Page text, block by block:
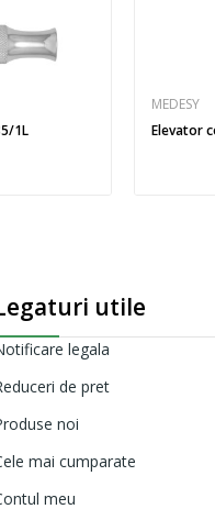
1L
MEDESY
Elevator
utile
legala
de pret
noi
mai cumparate
meu